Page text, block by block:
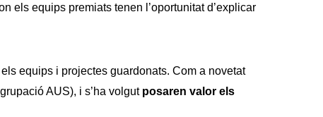
els equips premiats tenen l’oportunitat d’explicar
els equips i projectes guardonats. Com a novetat
AUS), i s’ha volgut posaren valor els